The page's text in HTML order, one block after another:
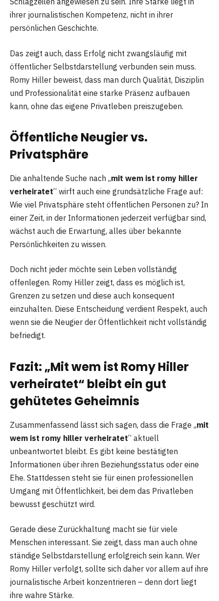
ihrer journalistischen Kompetenz, nicht in ihrer
persönlichen Geschichte.
Das zeigt auch, dass Erfolg nicht zwangsläufig mit
öffentlicher Selbstdarstellung verbunden sein muss.
Romy Hiller beweist, dass man durch Qualität, Disziplin
und Professionalität eine starke Präsenz aufbauen
kann, ohne das eigene Privatleben preiszugeben.
Öffentliche Neugier vs.
Privatsphäre
Die anhaltende Suche nach „mit wem ist romy hiller
verheiratet“ wirft auch eine grundsätzliche Frage auf:
Wie viel Privatsphäre steht öffentlichen Personen zu? In
einer Zeit, in der Informationen jederzeit verfügbar sind,
wächst auch die Erwartung, alles über bekannte
Persönlichkeiten zu wissen.
Doch nicht jeder möchte sein Leben vollständig
offenlegen. Romy Hiller zeigt, dass es möglich ist,
Grenzen zu setzen und diese auch konsequent
einzuhalten. Diese Entscheidung verdient Respekt, auch
wenn sie die Neugier der Öffentlichkeit nicht vollständig
befriedigt.
Fazit: „Mit wem ist Romy Hiller
verheiratet“ bleibt ein gut
gehütetes Geheimnis
Zusammenfassend lässt sich sagen, dass die Frage „mit
wem ist romy hiller verheiratet“ aktuell
unbeantwortet bleibt. Es gibt keine bestätigten
Informationen über ihren Beziehungsstatus oder eine
Ehe. Stattdessen steht sie für einen professionellen
Umgang mit Öffentlichkeit, bei dem das Privatleben
bewusst geschützt wird.
Gerade diese Zurückhaltung macht sie für viele
Menschen interessant. Sie zeigt, dass man auch ohne
ständige Selbstdarstellung erfolgreich sein kann. Wer
Romy Hiller verfolgt, sollte sich daher vor allem auf ihre
journalistische Arbeit konzentrieren – denn dort liegt
ihre wahre Stärke.